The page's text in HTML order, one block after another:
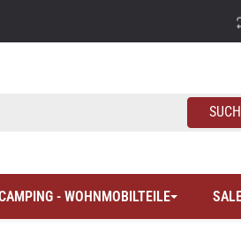
- WOHNMOBILTEILE